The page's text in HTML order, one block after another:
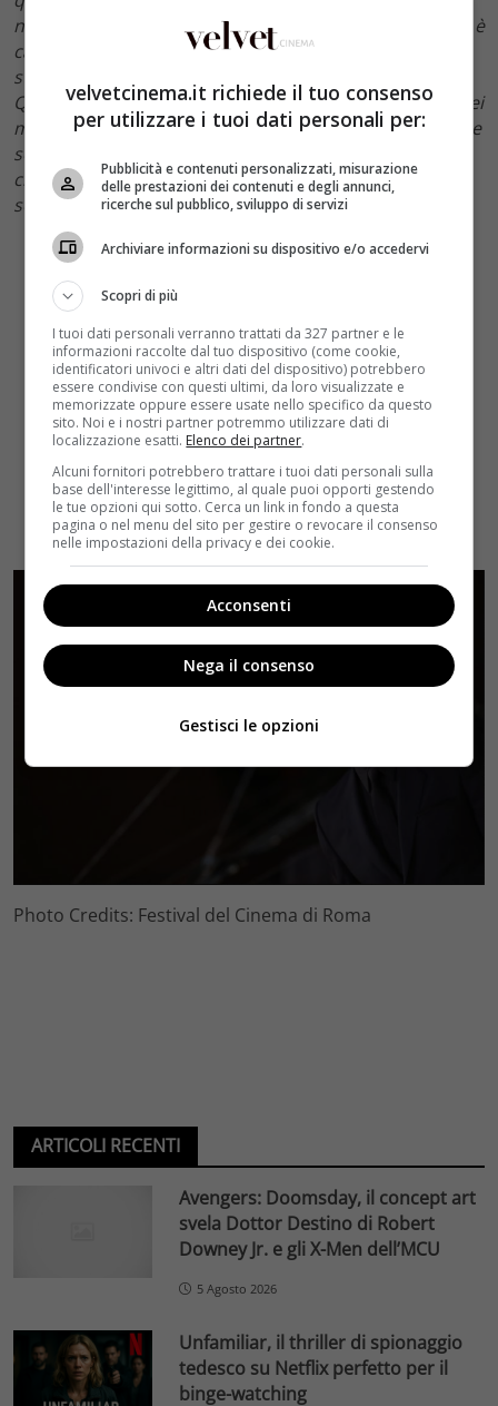
non erano tante, almeno nella cultura
Oggi molto è
cambiato, anche se negli Stati Uniti non è chiaro cosa
stia succedendo, è in atto un decadimento culturale.
Questo mi fa paura ma allo stesso tempo mi fortifica nei
miei valori e in ciò in cui credo, e mi spinge a raccontare
sempre più storie. Oggi siamo pronti ad accettare ciò
che sappiamo essere giusto. E con “giusto” intendo
semplicemente l’amore tra due persone”
Photo Credits: Festival del Cinema di Roma
ARTICOLI RECENTI
Avengers: Doomsday, il concept art
svela Dottor Destino di Robert
Downey Jr. e gli X-Men dell’MCU
5 Agosto 2026
Unfamiliar, il thriller di spionaggio
tedesco su Netflix perfetto per il
binge-watching
velvetcinema.it richiede il tuo consenso
per utilizzare i tuoi dati personali per:
Pubblicità e contenuti personalizzati, misurazione
delle prestazioni dei contenuti e degli annunci,
ricerche sul pubblico, sviluppo di servizi
Archiviare informazioni su dispositivo e/o accedervi
Scopri di più
I tuoi dati personali verranno trattati da 327 partner e le
informazioni raccolte dal tuo dispositivo (come cookie,
identificatori univoci e altri dati del dispositivo) potrebbero
essere condivise con questi ultimi, da loro visualizzate e
memorizzate oppure essere usate nello specifico da questo
sito. Noi e i nostri partner potremmo utilizzare dati di
localizzazione esatti. Elenco dei partner.
Alcuni fornitori potrebbero trattare i tuoi dati personali sulla
base dell'interesse legittimo, al quale puoi opporti gestendo
le tue opzioni qui sotto. Cerca un link in fondo a questa
pagina o nel menu del sito per gestire o revocare il consenso
nelle impostazioni della privacy e dei cookie.
Acconsenti
Nega il consenso
Gestisci le opzioni